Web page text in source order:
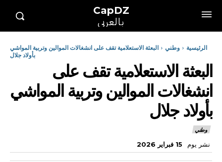
CapDZ
بالعربي
الرئيسية وطني
البعثة الاستعلامية تقف على انشغالات الموالين وتربية المواشي
بأولاد جلال
البعثة الاستعلامية تقف على
انشغالات الموالين وتربية المواشي
بأولاد جلال
وطني
نشر يوم 15 فبراير 2026